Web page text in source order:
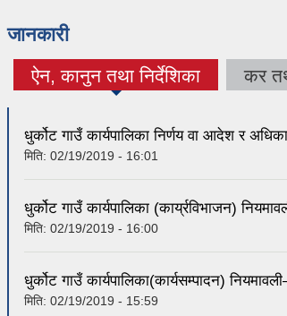
जानकारी
ऐन, कानुन तथा निर्देशिका
(active tab) कर
धुर्कोट गाउँ कार्यपालिका निर्णय वा आदेश र
मिति: 02/19/2019 - 16:01
धुर्कोट गाउँ कार्यपालिका (कार्य्रविभाजन)
मिति: 02/19/2019 - 16:00
धुर्कोट गाउँ कार्यपालिका(कार्यसम्पादन)
मिति: 02/19/2019 - 15:59